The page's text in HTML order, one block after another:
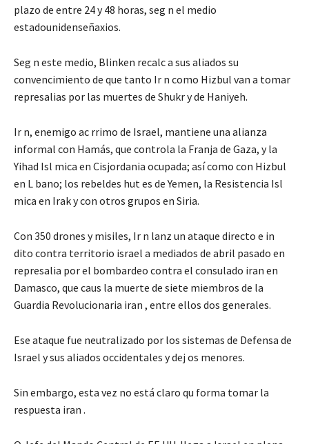
plazo de entre 24 y 48 horas, seg n el medio
estadounidenseñaxios.
Seg n este medio, Blinken recalc a sus aliados su
convencimiento de que tanto Ir n como Hizbul van a tomar
represalias por las muertes de Shukr y de Haniyeh.
Ir n, enemigo ac rrimo de Israel, mantiene una alianza
informal con Hamás, que controla la Franja de Gaza, y la
Yihad Isl mica en Cisjordania ocupada; así como con Hizbul
en L bano; los rebeldes hut es de Yemen, la Resistencia Isl
mica en Irak y con otros grupos en Siria.
Con 350 drones y misiles, Ir n lanz un ataque directo e in
dito contra territorio israel a mediados de abril pasado en
represalia por el bombardeo contra el consulado iran en
Damasco, que caus la muerte de siete miembros de la
Guardia Revolucionaria iran , entre ellos dos generales.
Ese ataque fue neutralizado por los sistemas de Defensa de
Israel y sus aliados occidentales y dej os menores.
Sin embargo, esta vez no está claro qu forma tomar la
respuesta iran .